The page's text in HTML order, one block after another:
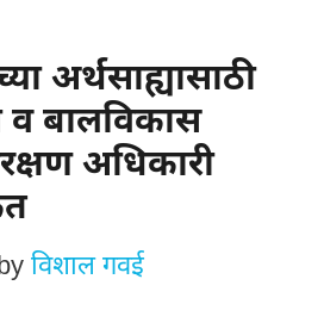
अर्थसाह्यासाठी
व बालविकास
अधिकारी
विशाल गवई